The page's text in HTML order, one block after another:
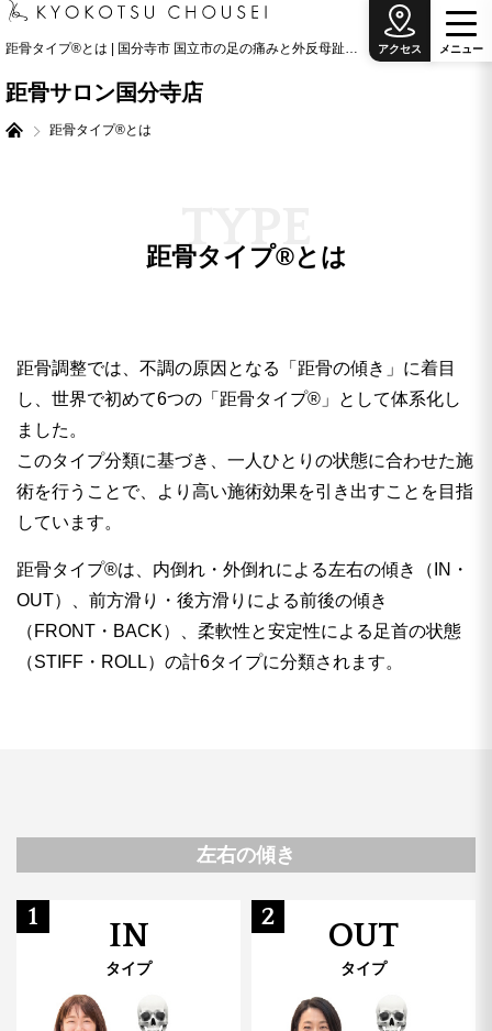
距骨タイプ®とは | 国分寺市 国立市の足の痛みと外反母趾治療の専門院
距骨サロン国分寺店
距骨タイプ®とは
メニ ュ ー
アクセス
距骨タイプ®とは
T Y P
距骨調整では、不調の原因となる「距骨の傾き」に着目
し、世界で初めて6つの「距骨タイプ®︎」として体系化し
ました。
このタイプ分類に基づき、一人ひとりの状態に合わせた施
術を行うことで、より高い施術効果を引き出すことを目指
しています。
距骨タイプ®︎は、内倒れ・外倒れによる左右の傾き（IN・
OUT）、前方滑り・後方滑りによる前後の傾き
（FRONT・BACK）、柔軟性と安定性による足首の状態
（STIFF・ROLL）の計6タイプに分類されます。
左右の傾き
1 IN
タイプ
2 OUT
タイプ